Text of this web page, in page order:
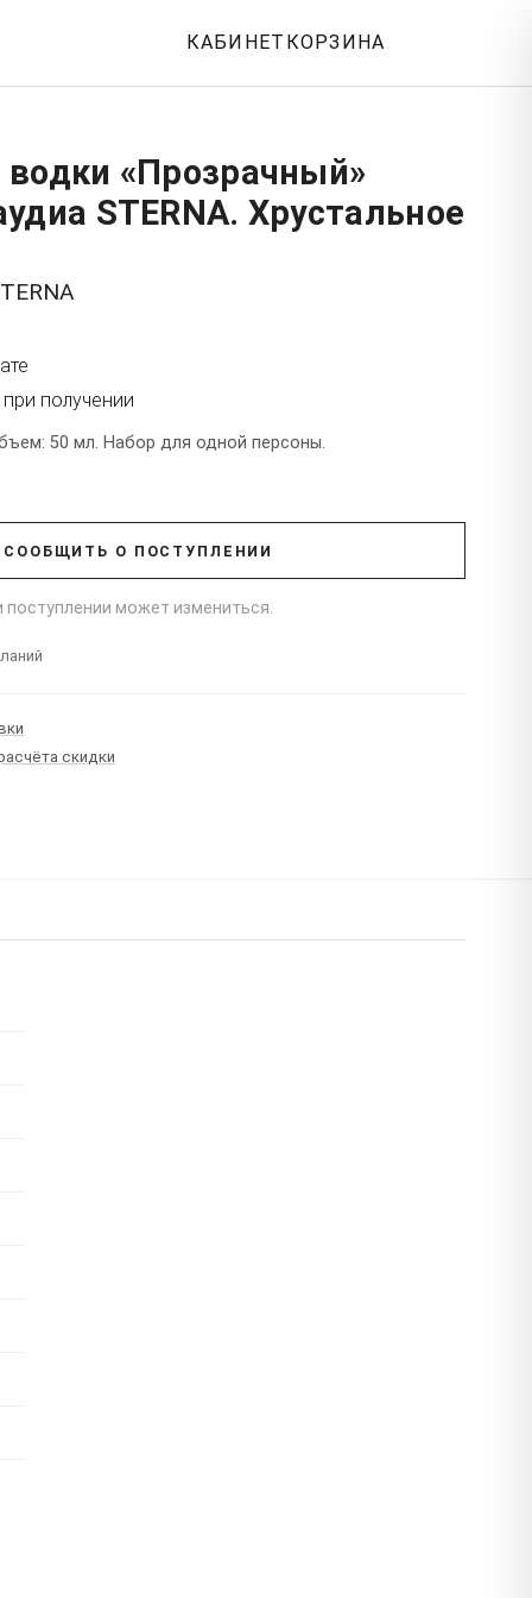
КАБИНЕТ КОРЗИНА
«Прозрачный»
STERNA. Хрустальное
получении
50 мл. Набор для одной персоны.
СООБЩИТЬ О ПОСТУПЛЕНИИ
поступлении может измениться.
скидки